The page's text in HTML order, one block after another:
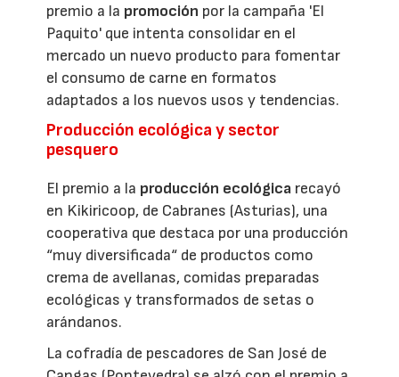
premio a la promoción por la campaña 'El
Paquito' que intenta consolidar en el
mercado un nuevo producto para fomentar
el consumo de carne en formatos
adaptados a los nuevos usos y tendencias.
Producción ecológica y sector
pesquero
El premio a la producción ecológica recayó
en Kikiricoop, de Cabranes (Asturias), una
cooperativa que destaca por una producción
“muy diversificada“ de productos como
crema de avellanas, comidas preparadas
ecológicas y transformados de setas o
arándanos.
La cofradía de pescadores de San José de